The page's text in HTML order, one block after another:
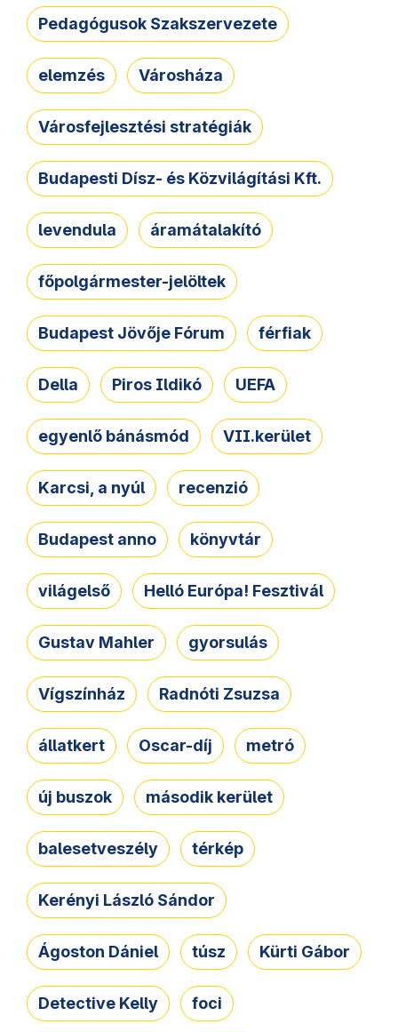
Pedagógusok Szakszervezete
elemzés Városháza
Városfejlesztési stratégiák
Budapesti Dísz- és Közvilágítási Kft.
levendula áramátalakító
főpolgármester-jelöltek
Budapest Jövője Fórum férfiak
Della Piros Ildikó UEFA
egyenlő bánásmód VII.kerület
Karcsi, a nyúl recenzió
Budapest anno könyvtár
világelső Helló Európa! Fesztivál
Gustav Mahler gyorsulás
Vígszínház Radnóti Zsuzsa
állatkert Oscar-díj metró
új buszok második kerület
balesetveszély térkép
Kerényi László Sándor
Ágoston Dániel túsz Kürti Gábor
Detective Kelly foci